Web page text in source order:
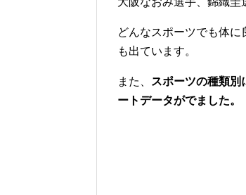
どんなスポーツでも体
も出ています。
また、
スポーツの種類
ートデータがでました。